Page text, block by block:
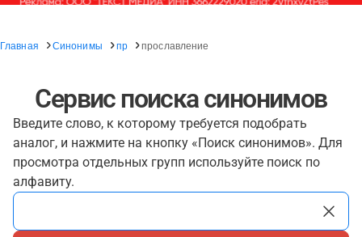
Главная Синонимы пр прославление
Сервис поиска синонимов
Введите слово, к которому требуется подобрать
аналог, и нажмите на кнопку «Поиск синонимов». Для
просмотра отдельных групп используйте поиск по
алфавиту.